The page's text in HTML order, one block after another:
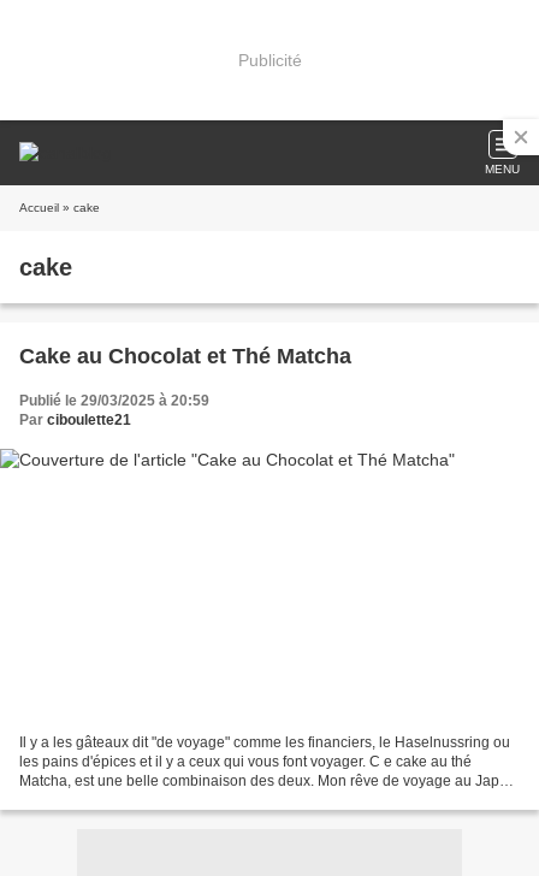
Publicité
MENU
Accueil » cake
cake
Cake au Chocolat et Thé Matcha
Publié le 29/03/2025 à 20:59
Par ciboulette21
Il y a les gâteaux dit "de voyage" comme les financiers, le Haselnussring ou
les pains d'épices et il y a ceux qui vous font voyager. C e cake au thé
Matcha, est une belle combinaison des deux. Mon rêve de voyage au Japon